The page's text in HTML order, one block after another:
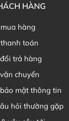
thương hiệu
tín đều được
bạn có thể
DHA, đây là
HÀNG
hàng
toán
trả hàng
chuyển
mật thông tin
hỏi thường gặp